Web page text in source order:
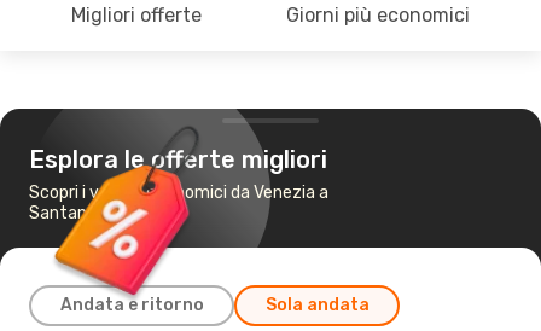
Migliori offerte Giorni più economici
Esplora le offerte migliori
Scopri i voli più economici da Venezia a
Santander
Andata e ritorno Sola andata